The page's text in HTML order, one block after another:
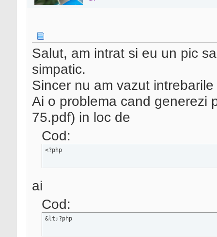
Salut, am intrat si eu un pic
simpatic.
Sincer nu am vazut
Ai o problema cand generezi
75.pdf) in loc de
Cod:
<?php
ai
Cod:
&lt;?php